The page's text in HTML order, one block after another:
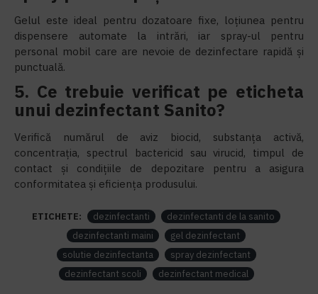
Gelul este ideal pentru dozatoare fixe, loțiunea pentru
dispensere automate la intrări, iar spray-ul pentru
personal mobil care are nevoie de dezinfectare rapidă și
punctuală.
5. Ce trebuie verificat pe eticheta
unui dezinfectant Sanito?
Verifică numărul de aviz biocid, substanța activă,
concentrația, spectrul bactericid sau virucid, timpul de
contact și condițiile de depozitare pentru a asigura
conformitatea și eficiența produsului.
ETICHETE: dezinfectanti
dezinfectanti de la sanito
dezinfectanti maini
gel dezinfectant
solutie dezinfectanta
spray dezinfectant
dezinfectant scoli
dezinfectant medical